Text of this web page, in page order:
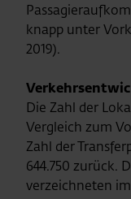
knapp unter
2019).
Die Zahl der
Vergleich zum
Zahl der
644.750 zurück.
verzeichneten